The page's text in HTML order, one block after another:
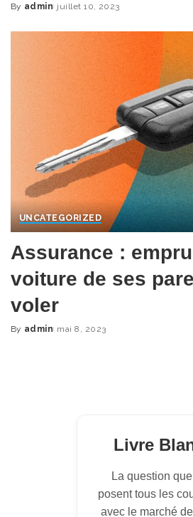
Posted
By admin juillet 10, 2023
UNCATEGORIZED
Assurance :
voiture de ses
voler
Posted
By admin mai 8, 2023
Livre
La question
posent tous les
avec le marché